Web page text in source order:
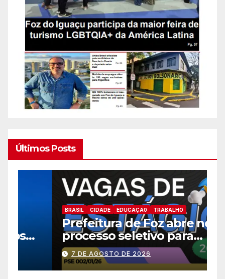
Últimos Posts
CIDADE EDUCAÇÃ0 TRABALHO
Prefeitura de Foz abre novo
processo seletivo para
estagiários
7 DE AGOSTO DE 2026